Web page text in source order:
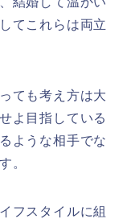
てこれらは両立
ても考え方は大
よ目指している
ような相手でな
。
フスタイルに組